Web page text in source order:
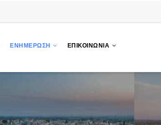
ΕΝΗΜΕΡΩΣΗ ΕΠΙΚΟΙΝΩΝΙΑ